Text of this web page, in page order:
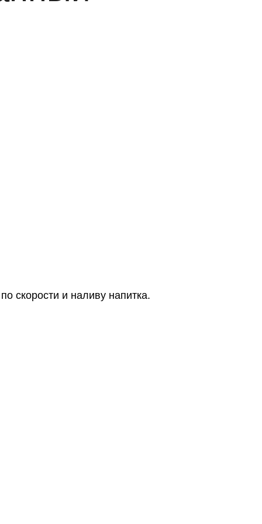
скорости и наливу напитка.